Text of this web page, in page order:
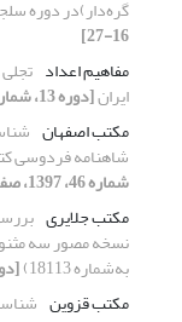
گره‌دار)در دوره
16-27]
مفاهیم اعداد
ایران[دوره 13، شماره 45، 1397، صفحه 52-71]
مکتب اصفهان
شاهنامه فردوسی
شماره 46، 1397، صفحه 102-110]
مکتب جلایری
نسخه مصور سه
به‌شماره 18113)
[دوره 13،
مکتب قزوین